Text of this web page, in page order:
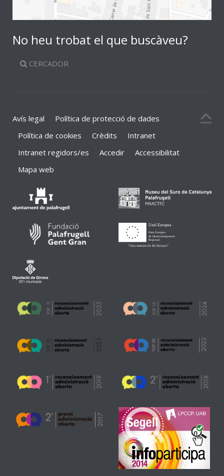
No heu trobat el que buscàveu?
CERCADOR
Avís legal
Política de protecció de dades
Política de cookies
Crèdits
Intranet
Intranet regidors/es
Accedir
Accessibilitat
Mapa web